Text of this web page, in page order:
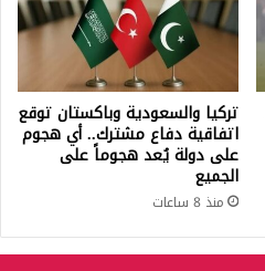
تركيا والسعودية وباكستان توقع
اتفاقية دفاع مشترك.. أي هجوم
على دولة يُعد هجوماً على
الجميع
منذ 8 ساعات